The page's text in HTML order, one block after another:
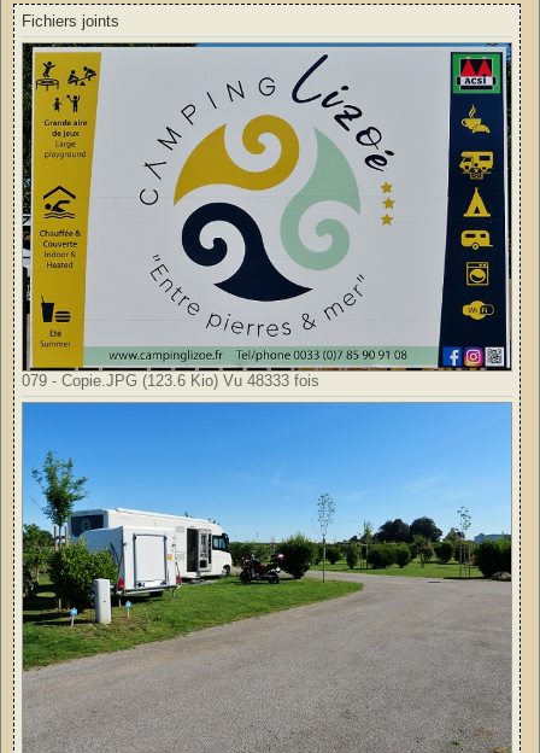
Fichiers joints
079 - Copie.JPG (123.6 Kio) Vu 48333 fois